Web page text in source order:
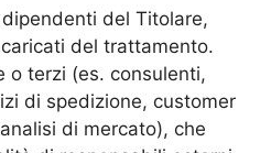
del Titolare,
del trattamento.
o terzi (es. consulenti,
di spedizione, customer
di mercato), che